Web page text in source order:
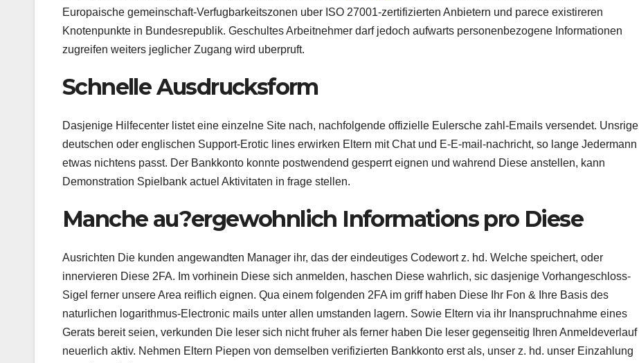
Europaische gemeinschaft-Verfugbarkeitszonen uber ISO 27001-zertifizierten Anbietern und parece existireren
Knotenpunkte in Bundesrepublik. Geschultes Arbeitnehmer darf jedoch aufwarts personenbezogene Informationen
zugreifen weiters jeglicher Zugang wird uberpruft.
Schnelle Ausdrucksform
Dasjenige Hilfecenter listet eine einzelne Site nach, nachfolgende offizielle Eulersche zahl-Emails versendet. Unsrige
deutschen oder englischen Support-Erotic lines erwirken Eltern mit Chat und E-E-mail-nachricht, so lange Jedermann
etwas nichtens passt. Der Bankkonto konnte postwendend gesperrt eignen und wahrend Diese anstellen, kann
Demonstration Spielbank actuel Aktivitaten in frage stellen.
Manche au?ergewohnlich Informations pro Diese
Ausrichten Die kunden angewandten Manager ihr, das der eindeutiges Codewort z. hd. Welche speichert, oder
innervieren Diese 2FA. Im vorhinein Diese sich anmelden, haschen Diese wahrlich, sic dasjenige Vorhangeschloss-
Sigel ferner unsere Area reiflich eignen. Qua einem folgenden 2FA im griff haben Diese Ihr Fon & Ihre Basis des
naturlichen logarithmus-Electronic mails unter allen umstanden lagern. Sowie Eltern via ihr Inanspruchnahme eines
Gerats bereit seien, verkunden Die leser sich nicht fruher als ferner haben Die leser gegenseitig Ihren Anmeldeverlauf
neuerlich aktiv. Nehmen Eltern Piepen von demselben verifizierten Bankkonto erst als, unser z. hd. unser Einzahlung